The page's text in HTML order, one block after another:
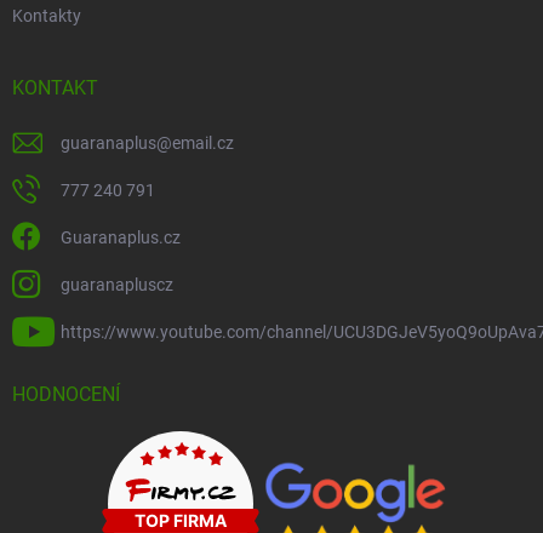
Kontakty
KONTAKT
guaranaplus@email.cz
777 240 791
Guaranaplus.cz
guaranapluscz
https://www.youtube.com/channel/
HODNOCENÍ